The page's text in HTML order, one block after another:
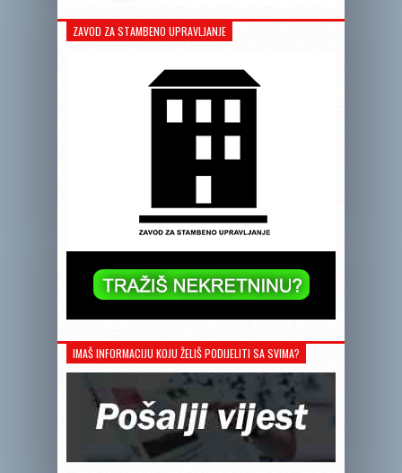
ZAVOD ZA STAMBENO UPRAVLJANJE
IMAŠ INFORMACIJU KOJU ŽELIŠ PODIJELITI SA SVIMA?